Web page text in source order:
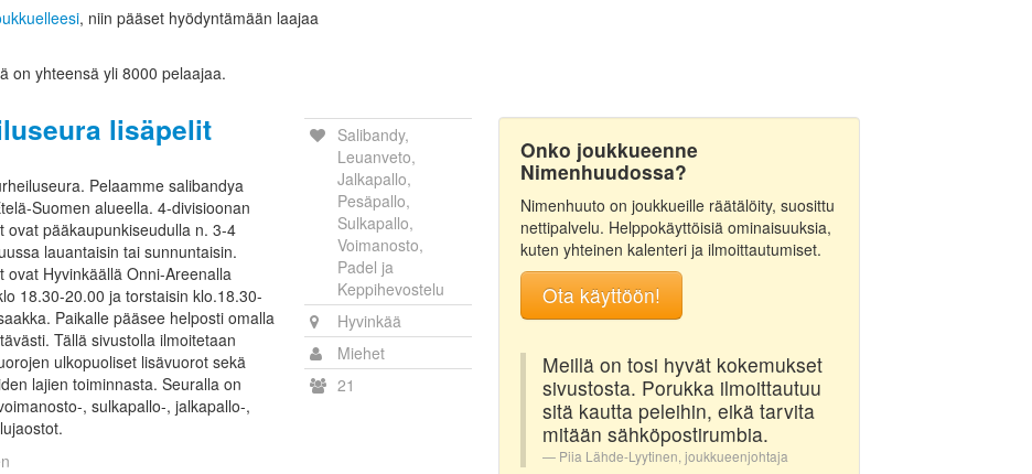
, niin pääset hyödyntämään laajaa
on yhteensä yli 8000 pelaajaa.
lisäpelit
Pelaamme salibandya
Suomen alueella. 4-divisioonan
ovat pääkaupunkiseudulla n. 3-4
lauantaisin tai sunnuntaisin.
ovat Hyvinkäällä Onni-Areenalla
18.30-20.00 ja torstaisin klo.18.30-
Paikalle pääsee helposti omalla
Tällä sivustolla ilmoitetaan
ulkopuoliset lisävuorot sekä
lajien toiminnasta. Seuralla on
, sulkapallo-, jalkapallo-,
Salibandy,
Leuanveto,
Jalkapallo,
Pesäpallo,
Sulkapallo,
Voimanosto,
Padel ja
Keppihevostelu
Hyvinkää
Miehet
21
Onko joukkueenne
Nimenhuudossa?
Nimenhuuto on joukkueille räätälöity, suosittu
nettipalvelu. Helppokäyttöisiä ominaisuuksia,
kuten yhteinen kalenteri ja ilmoittautumiset.
Ota käyttöön!
Meillä on tosi hyvät kokemukset
sivustosta. Porukka ilmoittautuu
sitä kautta peleihin, eikä tarvita
mitään sähköpostirumbia.
Piia Lähde-Lyytinen, joukkueenjohtaja